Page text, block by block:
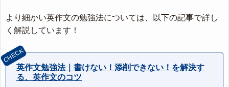
より細かい英作文の勉強法については、以下の記事で詳し
く解説しています！
英作文勉強法｜書けない！添削できない！を解決す
る、英作文のコツ